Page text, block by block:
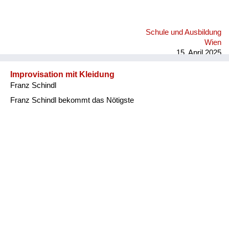
Schule und Ausbildung
Wien
15. April 2025
Improvisation mit Kleidung
Franz Schindl
Franz Schindl bekommt das Nötigste